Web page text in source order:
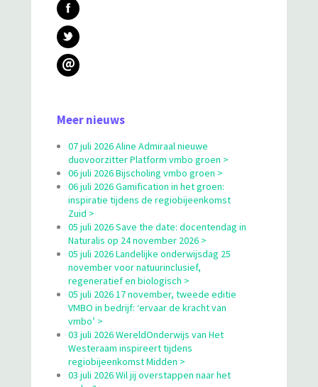
@
Meer nieuws
07 juli 2026 Aline Admiraal nieuwe
duovoorzitter Platform vmbo groen >
06 juli 2026 Bijscholing vmbo groen >
06 juli 2026 Gamification in het groen:
inspiratie tijdens de regiobijeenkomst
Zuid >
05 juli 2026 Save the date: docentendag in
Naturalis op 24 november 2026 >
05 juli 2026 Landelijke onderwijsdag 25
november voor natuurinclusief,
regeneratief en biologisch >
05 juli 2026 17 november, tweede editie
VMBO in bedrijf: ‘ervaar de kracht van
vmbo’ >
03 juli 2026 WereldOnderwijs van Het
Westeraam inspireert tijdens
regiobijeenkomst Midden >
03 juli 2026 Wil jij overstappen naar het